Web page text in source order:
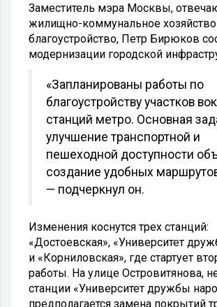
Заместитель мэра Москвы,
жилищно-коммунальное
благоустройство, Петр Бирюков
модернизации городской
«Запланированы работы по
благоустройству участков
станций метро. Основная
улучшение транспортной и
пешеходной доступности
создание удобных
— подчеркнул он.
Изменения коснутся трех станций:
«Достоевская», «Университет
и «Корниловская», где стартует
работы. На улице Островитянова,
станции «Университет дружбы
предполагается замена покрытий